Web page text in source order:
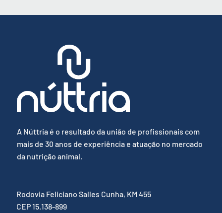
A Núttria é o resultado da união de profissionais com
mais de 30 anos de experiência e atuação no mercado
da nutrição animal.
Rodovia Feliciano Salles Cunha, KM 455
CEP 15.138-899